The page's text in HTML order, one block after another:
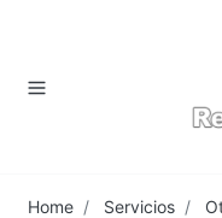
Home Servicios